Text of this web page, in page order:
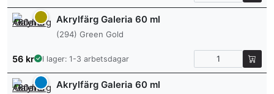
Akrylfärg Galeria 60 ml
(294) Green Gold
56 kr I lager: 1-3 arbetsdagar
Akrylfärg Galeria 60 ml